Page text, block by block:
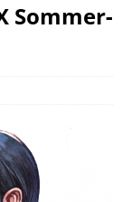
Sommer-